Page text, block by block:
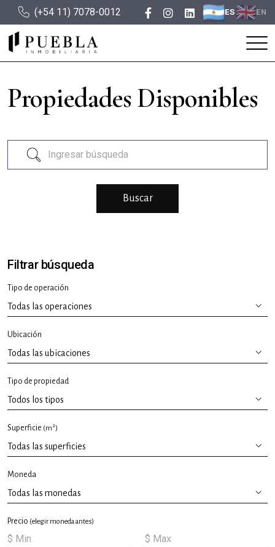
(+54 11) 7078-0012 ES EN
Propiedades Disponibles
Filtrar búsqueda
Tipo de operación
Ubicación
Tipo de propiedad
Superficie (m 2)
Moneda
Precio (elegir moneda antes)